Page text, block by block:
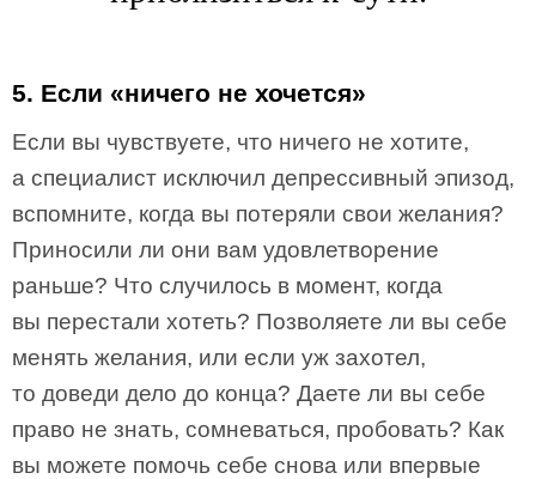
5. Если «ничего не хочется»
Если вы чувствуете, что ничего не хотите,
а специалист исключил депрессивный эпизод,
вспомните, когда вы потеряли свои желания?
Приносили ли они вам удовлетворение
раньше? Что случилось в момент, когда
вы перестали хотеть? Позволяете ли вы себе
менять желания, или если уж захотел,
то доведи дело до конца? Даете ли вы себе
право не знать, сомневаться, пробовать? Как
вы можете помочь себе снова или впервые